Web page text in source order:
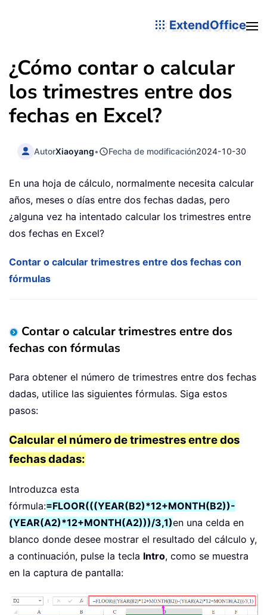
ExtendOffice
¿Cómo contar o calcular
los trimestres entre dos
fechas en Excel?
AutorXiaoyang• Fecha de modificación2024-10-30
En una hoja de cálculo, normalmente necesita calcular
años, meses o días entre dos fechas dadas, pero
¿alguna vez ha intentado calcular los trimestres entre
dos fechas en Excel?
Contar o calcular trimestres entre dos fechas con
fórmulas
Contar o calcular trimestres entre dos
fechas con fórmulas
Para obtener el número de trimestres entre dos fechas
dadas, utilice las siguientes fórmulas. Siga estos
pasos:
Calcular el número de trimestres entre dos
fechas dadas:
Introduzca esta
fórmula:=FLOOR(((YEAR(B2)*12+MONTH(B2))-
(YEAR(A2)*12+MONTH(A2)))/3,1)en una celda en
blanco donde desee mostrar el resultado del cálculo y,
a continuación, pulse la tecla Intro, como se muestra
en la captura de pantalla: